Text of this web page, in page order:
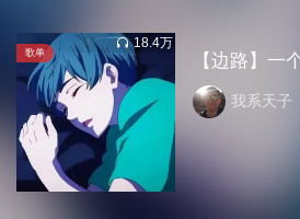
歌单
18.4万
【边路】一
我系天子